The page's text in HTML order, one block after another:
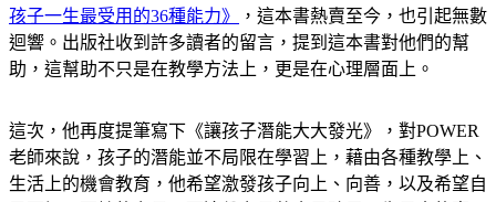
孩子一生最受用的36種能力》
，這本書熱賣至今，也引起無數
迴響。出版社收到許多讀者的留言，提到這本書對他們的幫
助，這幫助不只是在教學方法上，更是在心理層面上。
這次，他再度提筆寫下《讓孩子潛能大大發光》，對POWER
老師來說，孩子的潛能並不局限在學習上，藉由各種教學上、
生活上的機會教育，他希望激發孩子向上、向善，以及希望自